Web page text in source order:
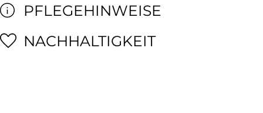
PFLEGEHINWEISE
NACHHALTIGKEIT